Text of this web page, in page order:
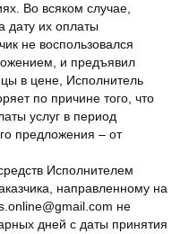
Во всяком случае,
дату их оплаты
не воспользовался
и предъявил
в цене, Исполнитель
по причине того, что
услуг в период
предложения – от
Исполнителем
направленному на
не
дней с даты принятия